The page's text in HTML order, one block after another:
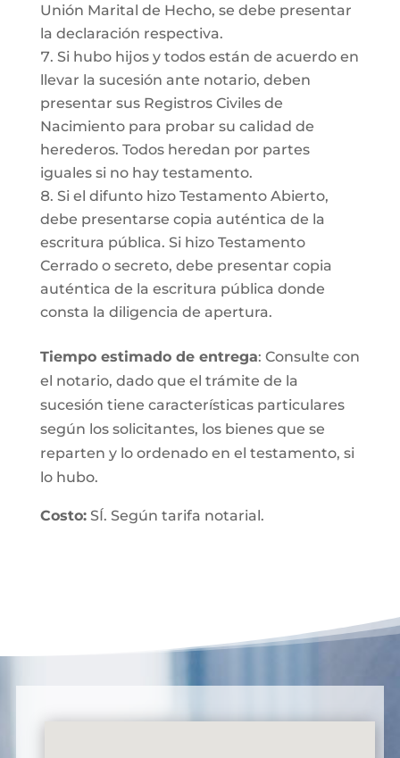
Unión Marital de Hecho, se debe presentar
la declaración respectiva.
Si hubo hijos y todos están de acuerdo en
llevar la sucesión ante notario, deben
presentar sus Registros Civiles de
Nacimiento para probar su calidad de
herederos. Todos heredan por partes
iguales si no hay testamento.
Si el difunto hizo Testamento Abierto,
debe presentarse copia auténtica de la
escritura pública. Si hizo Testamento
Cerrado o secreto, debe presentar copia
auténtica de la escritura pública donde
consta la diligencia de apertura.
Tiempo estimado de entrega: Consulte con
el notario, dado que el trámite de la
sucesión tiene características particulares
según los solicitantes, los bienes que se
reparten y lo ordenado en el testamento, si
lo hubo.
Costo:SÍ. Según tarifa notarial.